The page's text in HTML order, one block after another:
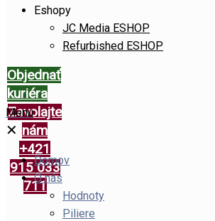
Eshopy
JC Media ESHOP
Refurbished ESHOP
Objednať
kuriéra
Zavolajte
nám
+421
915 033
711
Menu
✕
Domov
O nás
Hodnoty
Piliere